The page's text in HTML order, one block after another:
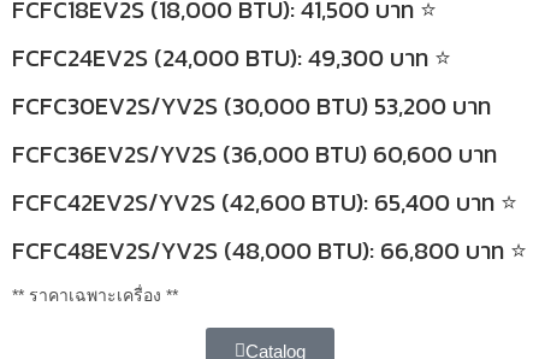
FCFC18EV2S (18,000 BTU): 41,500 บาท ⭐
FCFC24EV2S (24,000 BTU): 49,300 บาท ⭐
FCFC30EV2S/YV2S (30,000 BTU) 53,200 บาท
FCFC36EV2S/YV2S (36,000 BTU) 60,600 บาท
FCFC42EV2S/YV2S (42,600 BTU): 65,400 บาท ⭐
FCFC48EV2S/YV2S (48,000 BTU): 66,800 บาท ⭐
** ราคาเฉพาะเครื่อง **
Catalog